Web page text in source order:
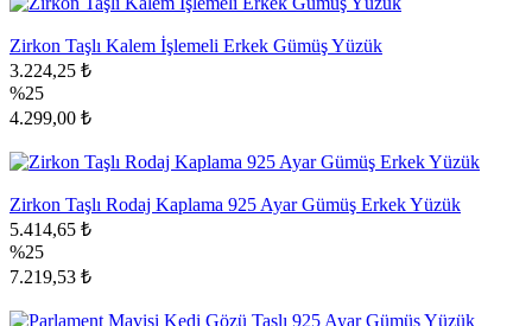
Zirkon Taşlı Kalem İşlemeli Erkek Gümüş Yüzük
3.224,25 ₺
%25
4.299,00 ₺
Zirkon Taşlı Rodaj Kaplama 925 Ayar Gümüş Erkek Yüzük
5.414,65 ₺
%25
7.219,53 ₺